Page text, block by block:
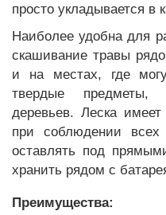
просто укладывается в
Наиболее удобна для
скашивание травы
и на местах, где
твердые предметы,
деревьев. Леска
при соблюдении
оставлять под
хранить рядом с
Преимущества: